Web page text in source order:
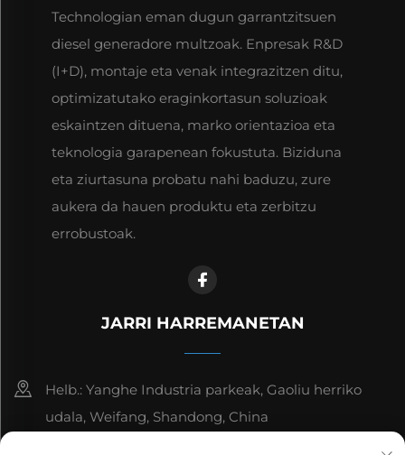
Technologian eman dugun garrantzitsuen
diesel generadore multzoak. Enpresak R&D
(I+D), montaje eta venak integrazitzen ditu,
optimizatutako eraginkortasun soluzioak
eskaintzen dituena, marko orientazioa eta
teknologia garapenean fokustuta. Biziduna
eta ziurtasuna probatu nahi baduzu, zure
aukera da hauen produktu eta zerbitzu
errobustoak.
JARRI HARREMANETAN
Helb.: Yanghe Industria parkeak, Gaoliu herriko
udala, Weifang, Shandong, China